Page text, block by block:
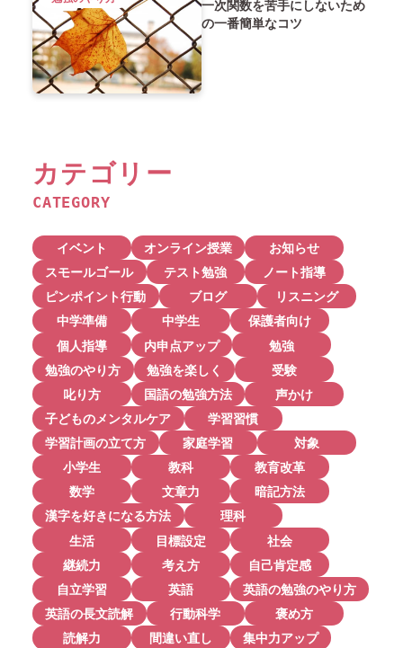
一次関数を苦手にしないため
の一番簡単なコツ
カテゴリー
CATEGORY
イベント オンライン授業
お知らせ
スモールゴール
テスト勉強
ノート指導
ピンポイント行動
ブログ
リスニング
中学準備
中学生
保護者向け
個人指導
内申点アップ
勉強
勉強のやり方
勉強を楽しく
受験
叱り方
国語の勉強方法
声かけ
子どものメンタルケア
学習習慣
学習計画の立て方
家庭学習
対象
小学生
教科
教育改革
数学
文章力
暗記方法
漢字を好きになる方法
理科
生活
目標設定
社会
継続力
考え方
自己肯定感
自立学習
英語
英語の勉強のやり方
英語の長文読解
行動科学
褒め方
読解力
間違い直し
集中力アップ